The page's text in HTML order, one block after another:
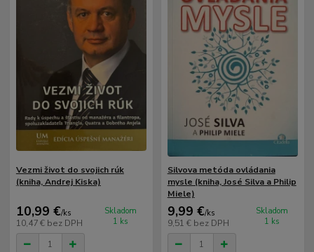
Vezmi život do svojich rúk
(kniha, Andrej Kiska)
10,99 €/ks
10,47 € bez DPH
Skladom
1 ks
Silvova metóda ovládania
mysle (kniha, José Silva a Philip
Miele)
9,99 €/ks
9,51 € bez DPH
Skladom
1 ks